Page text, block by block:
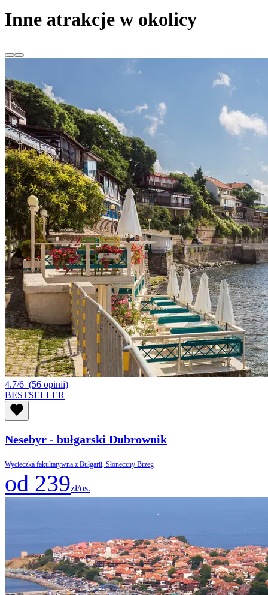
Inne atrakcje w okolicy
4.7/6 (56 opinii)
BESTSELLER
Nesebyr - bułgarski Dubrownik
Wycieczka fakultatywna z Bułgarii, Słoneczny Brzeg
od 239zł/os.